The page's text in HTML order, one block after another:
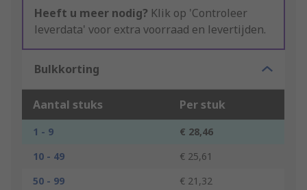
Heeft u meer nodig? Klik op 'Controleer
leverdata' voor extra voorraad en levertijden.
Bulkkorting
Aantal stuks Per stuk
1 - 9
€ 28,46
10 - 49
€ 25,61
50 - 99
€ 21,32